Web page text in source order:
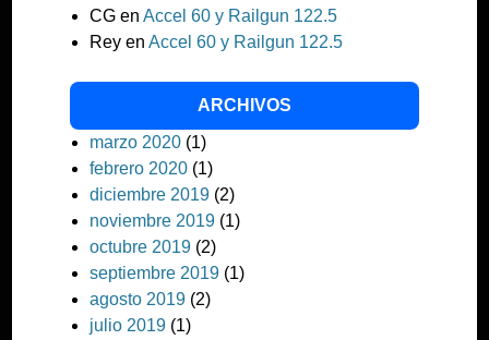
CG en Accel 60 y Railgun 122.5
Rey en Accel 60 y Railgun 122.5
ARCHIVOS
marzo 2020 (1)
febrero 2020 (1)
diciembre 2019 (2)
noviembre 2019 (1)
octubre 2019 (2)
septiembre 2019 (1)
agosto 2019 (2)
julio 2019 (1)